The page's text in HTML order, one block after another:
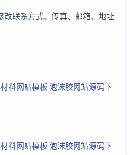
改联系方式、传真、邮箱、地址